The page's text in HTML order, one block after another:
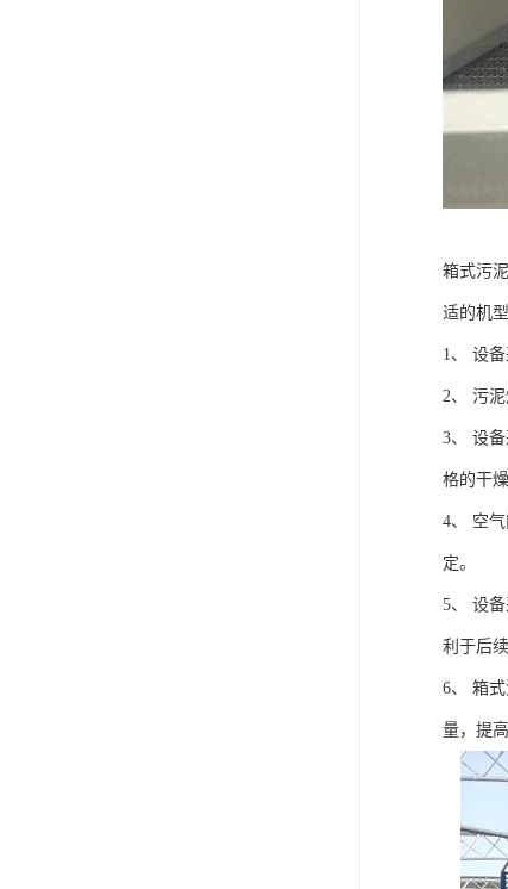
箱式污
适的机
1、 设
2、 污
3、 设
格的干燥
4、 空
定。
5、 设
利于后
6、 箱
量，提